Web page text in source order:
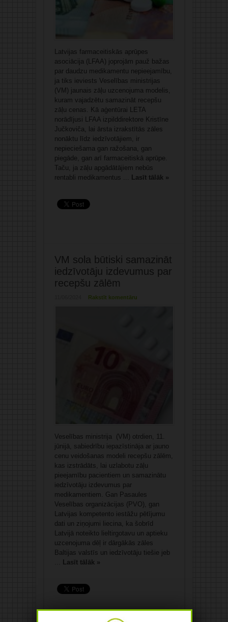
Latvijas farmaceitiskās aprūpes
asociācija (LFAA) joprojām pauž bažas
par daudzu medikamentu nepieejamību,
ja tiks ieviests Veselības ministrijas
(VM) jaunais zāļu uzcenojuma modelis,
kuram vajadzētu samazināt recepšu
zāļu cenas. Kā aģentūrai LETA
norādījusi LFAA izpilddirektore Kristīne
Jučkoviča, lai ārsta izrakstītās zāles
nonāktu līdz iedzīvotājiem, ir
nepieciešama gan ražošana, gan
piegāde, gan arī farmaceitiskā aprūpe.
Taču, ja zāļu apgādātājiem nebūs
rentabli medikamentus ... Lasīt tālāk »
VM sola būtiski samazināt
iedzīvotāju izdevumus par
recepšu zālēm
Rakstīt komentāru
Veselības ministrija (VM) otrdien, 11.
jūnijā, sabiedrību iepazīstināja ar jauno
cenu veidošanas modeli recepšu zālēm,
kas izstrādāts, lai uzlabotu zāļu
pieejamību pacientiem un samazinātu
iedzīvotāju izdevumus par
medikamentiem. Gan Pasaules
Veselības organizācijas (PVO), gan
Latvijas kompetento iestāžu pētījumu
dati un ziņojumi liecina, ka šobrīd
Latvijā noteikto lieltirgotavu un aptieku
uzcenojuma dēļ ir dārgākās zāles
Baltijas valstīs un iedzīvotāju tiešie jeb
... Lasīt tālāk »